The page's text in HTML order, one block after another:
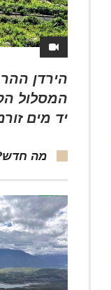
הירדן
המסלול
יד מים
מה